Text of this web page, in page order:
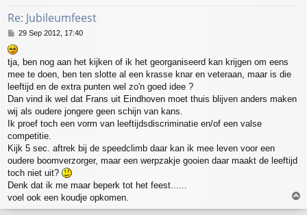
Re: Jubileumfeest
P
s
t
29 Sep 2012, 17:40
tja, ben nog aan het kijken of ik het georganiseerd kan krijgen om eens
mee te doen, ben ten slotte al een krasse knar en veteraan, maar is die
leeftijd en de extra punten wel zo'n goed idee ?
Dan vind ik wel dat Frans uit Eindhoven moet thuis blijven anders maken
wij als oudere jongere geen schijn van kans.
Ik proef toch een vorm van leeftijdsdiscriminatie en/of een valse
competitie.
Kijk 5 sec. aftrek bij de speedclimb daar kan ik mee leven voor een
oudere boomverzorger, maar een werpzakje gooien daar maakt de leeftijd
toch niet uit?
Denk dat ik me maar beperk tot het feest......
voel ook een koudje opkomen.
o